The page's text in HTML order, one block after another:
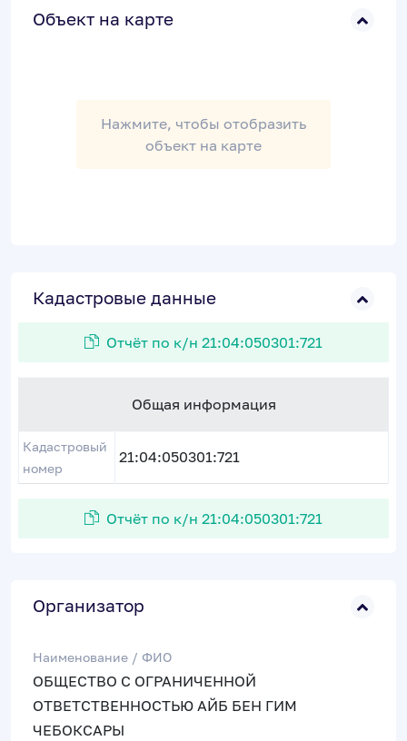
Объект на карте
Нажмите, чтобы отобразить
объект на карте
Кадастровые данные
Отчёт по к/н 21:04:050301:721
Общая информация
Кадастровый
номер
21:04:050301:721
Отчёт по к/н 21:04:050301:721
Организатор
Наименование / ФИО
ОБЩЕСТВО С ОГРАНИЧЕННОЙ
ОТВЕТСТВЕННОСТЬЮ АЙБ БЕН ГИМ
ЧЕБОКСАРЫ